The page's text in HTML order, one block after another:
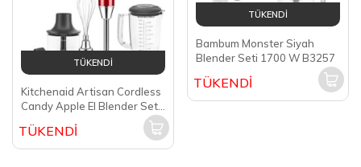
TÜKENDİ
Kitchenaid Artisan Cordless
Candy Apple El Blender Seti
TÜKENDİ
TÜKENDİ
Bambum Monster Siyah
Blender Seti 1700 W B3257
TÜKENDİ